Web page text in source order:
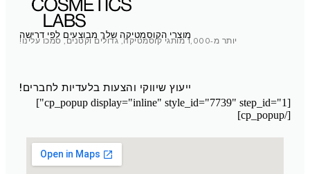
מוצרי הקוסמטיקה שלך מבוצעים לפי דרישה
יותר מ-1,000 מותגי קוסמטיקה, גדולים וקטנים, סמכו עלינו!
ייעוץ שיווקי והצעות בלעדיות לחברים!
[cp_popup display="inline" style_id="7739" step_id="1"]
[/cp_popup]